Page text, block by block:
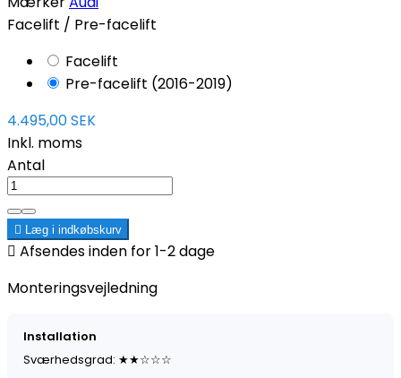
Facelift / Pre-facelift
Facelift
Pre-facelift (2016-2019)
4.495,00 SEK
Inkl. moms
Antal
 Læg i indkøbskurv
 Afsendes inden for 1-2 dage
Monteringsvejledning
Installation
Sværhedsgrad: ★★☆☆☆